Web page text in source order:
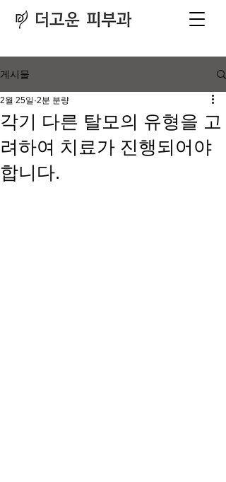
게시물
각기 다른 탈모의 유형을 고
려하여 치료가 진행되어야
합니다.
2월 25일 2분 분량